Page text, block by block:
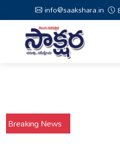
info@saakshara.in
Breaking News
నేపథ్యంలో కోటపల్లి, వేమనపల్లి